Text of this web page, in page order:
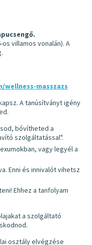
os villamos vonalán). A
masszazs
A tanúsítványt igény
bővítheted a
szolgáltatással".
vagy legyél a
Enni és innivalót vihetsz
Ehhez a tanfolyam
a szolgáltató
osztály elvégzése